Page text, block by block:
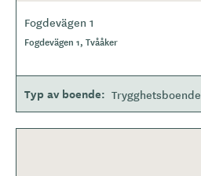
Fogdevägen 1
Fogdevägen 1, Tvååker
Typ av boende Trygghetsboende